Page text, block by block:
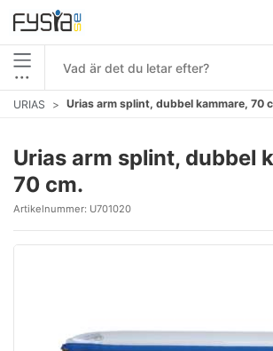
•••
URIAS Urias arm splint, dubbel kammare, 70
Urias arm splint, dubbel
70 cm.
Artikelnummer: U701020